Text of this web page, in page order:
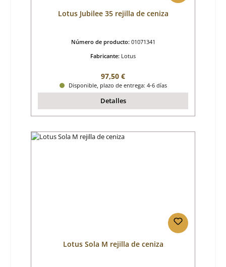
Lotus Jubilee 35 rejilla de ceniza
Número de producto: 01071341
Fabricante: Lotus
Precio normal:
97,50 €
Disponible, plazo de entrega: 4-6 días
Detalles
Lotus Sola M rejilla de ceniza